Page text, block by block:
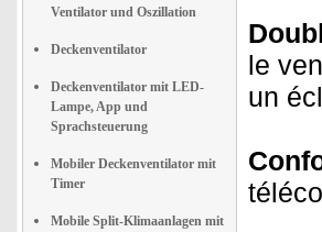
Ventilator und Oszillation
Deckenventilator
Deckenventilator mit LED-
Lampe, App und
Sprachsteuerung
Mobiler Deckenventilator mit
Timer
Mobile Split-Klimaanlagen mit
le
un